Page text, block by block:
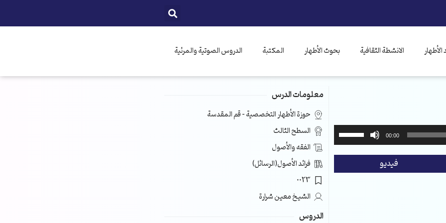
الانشطة الثقافية بحوث الأطهار المكتبة الدروس الصوتية والمرئية
00:00
استخدم
الأسهم
فيديو
معلومات الدرس
حوزة الأطهار التخصصية – قم المقدسة
السطح الثالث
الفقه والأصول
فرائد الأصول(الرسائل)
0023
الشيخ معين شرارة
الدروس